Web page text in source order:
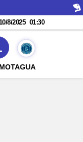
8/2025 01:30
MOTAGUA